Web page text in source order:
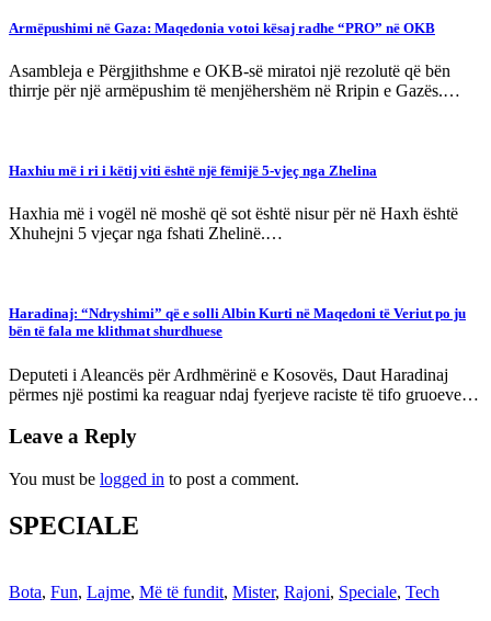
Armëpushimi në Gaza: Maqedonia votoi kësaj radhe “PRO” në OKB
Asambleja e Përgjithshme e OKB-së miratoi një rezolutë që bën
thirrje për një armëpushim të menjëhershëm në Rripin e Gazës.…
Haxhiu më i ri i këtij viti është një fëmijë 5-vjeç nga Zhelina
Haxhia më i vogël në moshë që sot është nisur për në Haxh është
Xhuhejni 5 vjeçar nga fshati Zhelinë.…
Haradinaj: “Ndryshimi” që e solli Albin Kurti në Maqedoni të Veriut po ju
bën të fala me klithmat shurdhuese
Deputeti i Aleancës për Ardhmërinë e Kosovës, Daut Haradinaj
përmes një postimi ka reaguar ndaj fyerjeve raciste të tifo gruoeve…
Leave a Reply
You must be logged in to post a comment.
SPECIALE
Bota, Fun, Lajme, Më të fundit, Mister, Rajoni, Speciale, Tech